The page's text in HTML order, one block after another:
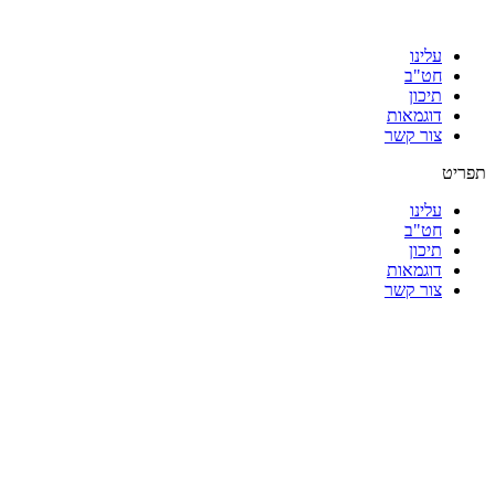
עלינו
חט"ב
תיכון
דוגמאות
צור קשר
תפריט
עלינו
חט"ב
תיכון
דוגמאות
צור קשר